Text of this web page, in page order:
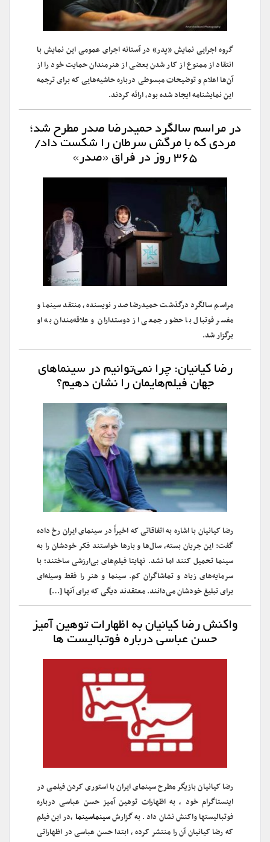
گروه اجرایی نمایش «پدر» در آستانه اجرای عمومی این نمایش با
انتقاد از ممنوع از کار شدن بعضی از هنرمندان حمایت خود را از
آن‌ها اعلام و توضیحات مبسوطی درباره حاشیه‌هایی که برای ترجمه
این نمایشنامه ایجاد شده بود، ارائه کردند.
در مراسم سالگرد حمیدرضا صدر مطرح شد؛
مردی که با مرگش سرطان را شکست داد/
۳۶۵ روز در فراق «صدر»
مراسم سالگرد درگذشت حمیدرضا صدر نویسنده، منتقد سینما و
مفسر فوتبال با حضور جمعی از دوستداران و علاقه‌مندان به او
برگزار شد.
رضا کیانیان: چرا نمی‌توانیم در سینماهای
جهان فیلم‌هایمان را نشان دهیم؟
رضا کیانیان با اشاره به اتفاقاتی که اخیراً در سینمای ایران رخ داده
گفت: این جریان بسته، سال‌ها و بارها خواستند فکر خودشان را به
سینما تحمیل کنند اما نشد. نهایتا فیلم‌های بی‌ارزشی ساختند؛ با
سرمایه‌های زیاد و تماشاگران کم. سینما و هنر را فقط وسیله‌ای
برای تبلیغ خودشان می‌دانند. معتقدند دیگی که برای آنها […]
واکنش رضا کیانیان به اظهارات توهین آمیز
حسن عباسی درباره فوتبالیست ها
رضا کیانیان بازیگر مطرح سینمای ایران با استوری کردن فیلمی در
اینستاگرام خود ، به اظهارات توهین آمیز حسن عباسی درباره
فوتبالیستها واکنش نشان داد . به گزارشسینماسینما ،‌در این فیلم
که رضا کیانیان آن را منتشر کرده ، ابتدا حسن عباسی در اظهاراتی